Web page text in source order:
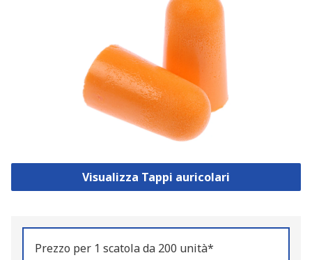
Visualizza Tappi auricolari
Prezzo per 1 scatola da 200 unità*